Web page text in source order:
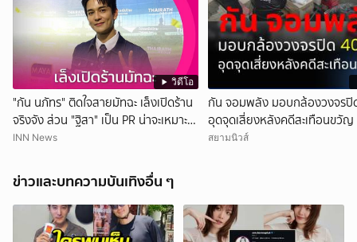
วิดีโอ
"กัน นภัทร" ติดใจสายมัทฉะ เล็งเปิดร้าน
จริงจัง ส่วน "ฐิสา" เป็น PR น่าจะเหมาะ
กว่า
INN News
กัน จอมพลัง มอบกล้องวงจรปิ
อุดจุดเสี่ยงหลังคดีสะเทือนขวัญ
สยามนิวส์
ข่าวและบทความบันเทิงอื่น ๆ